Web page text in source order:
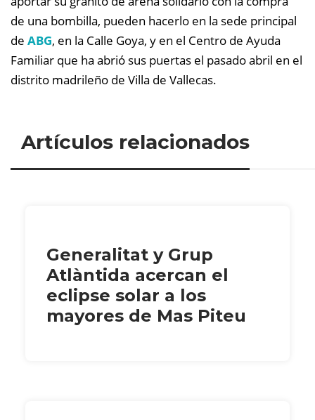
de una bombilla, pueden hacerlo en la sede principal
de ABG, en la Calle Goya, y en el Centro de Ayuda
Familiar que ha abrió sus puertas el pasado abril en el
distrito madrileño de Villa de Vallecas.
Artículos relacionados
Generalitat y Grup
Atlàntida acercan el
eclipse solar a los
mayores de Mas Piteu